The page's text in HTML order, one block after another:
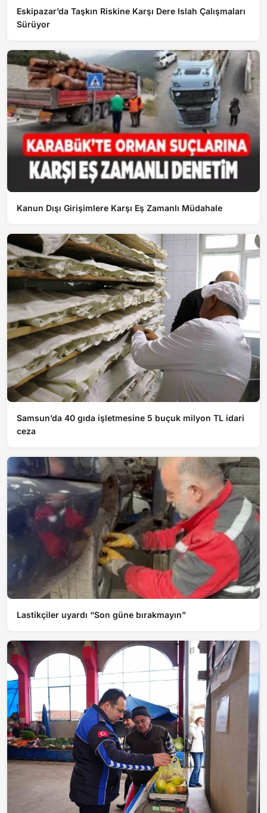
Eskipazar’da Taşkın Riskine Karşı Dere Islah Çalışmaları
Sürüyor
Kanun Dışı Girişimlere Karşı Eş Zamanlı Müdahale
Samsun’da 40 gıda işletmesine 5 buçuk milyon TL idari
ceza
Lastikçiler uyardı “Son güne bırakmayın”